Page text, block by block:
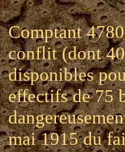
Comptant
conflit (dont
disponibles
effectifs de 75
mai 1915 du